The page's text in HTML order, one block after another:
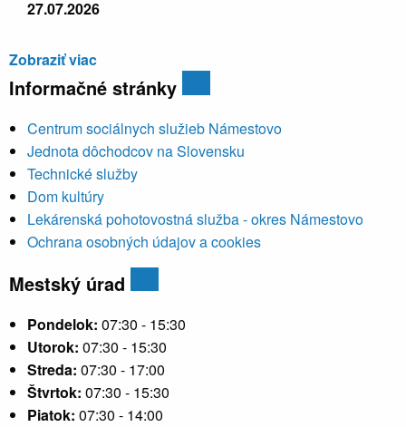
27.07.2026
Zobraziť viac
Informačné stránky
Centrum sociálnych služieb Námestovo
Jednota dôchodcov na Slovensku
Technické služby
Dom kultúry
Lekárenská pohotovostná služba - okres Námestovo
Ochrana osobných údajov a cookies
Mestský úrad
Pondelok: 07:30 - 15:30
Utorok: 07:30 - 15:30
Streda: 07:30 - 17:00
Štvrtok: 07:30 - 15:30
Piatok: 07:30 - 14:00